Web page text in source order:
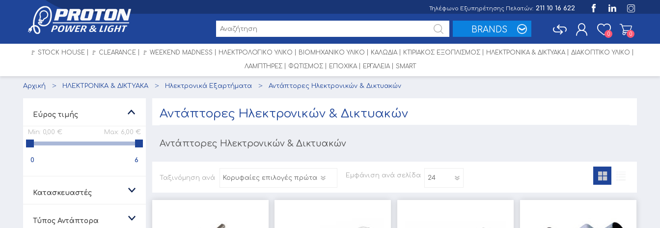
Τηλέφωνο Εξυπηρέτησης Πελατών: 211 10 16 622
BRANDS 0 0
🚩 STOCK HOUSE 🚩 CLEARANCE 🚩 WEEKEND MADNESS ΗΛΕΚΤΡΟΛΟΓΙΚΟ ΥΛΙΚΟ ΒΙΟΜΗΧΑΝΙΚΟ ΥΛΙΚΟ ΚΑΛΩΔΙΑ ΚΤΙΡΙΑΚΟΣ ΕΞΟΠΛΙΣΜΟΣ ΗΛΕΚΤΡΟΝΙΚΑ & ΔΙΚΤΥΑΚΑ
ΔΙΑΚΟΠΤΙΚΟ ΥΛΙΚΟ
ΛΑΜΠΤΗΡΕΣ
ΦΩΤΙΣΜΟΣ ΕΠΟΧΙΚΑ ΕΡΓΑΛΕΙΑ SMART
Αρχική ΗΛΕΚΤΡΟΝΙΚΑ & ΔΙΚΤΥΑΚΑ Ηλεκτρονικά Εξαρτήματα Αντάπτορες Ηλεκτρονικών & Δικτυακών
Αντάπτορες Ηλεκτρονικών & Δικτυακών
Αντάπτορες Ηλεκτρονικών & Δικτυακών
Ταξινόμηση ανά Εμφάνιση ανά σελίδα
Εύρος τιμής
Min: 0,00 € Max: 6,00 €
0 6
Κατασκευαστές
Τύπος Αντάπτορα